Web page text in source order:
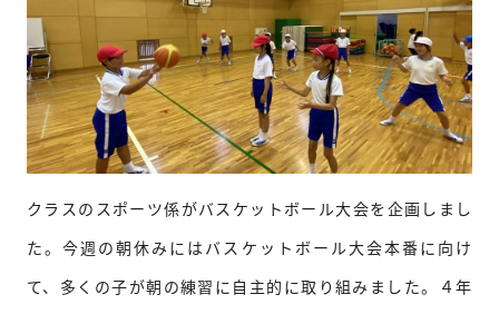
クラスのスポーツ係がバスケットボール大会を企画しまし
た。今週の朝休みにはバスケットボール大会本番に向け
て、多くの子が朝の練習に自主的に取り組みました。４年